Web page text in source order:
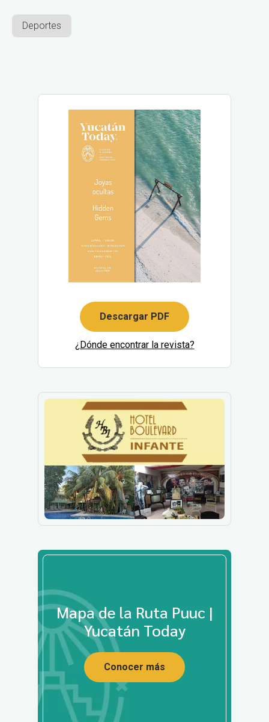
Deportes
Descargar PDF
¿Dónde encontrar la revista?
Mapa de la Ruta Puuc |
Yucatán Today
Conocer más